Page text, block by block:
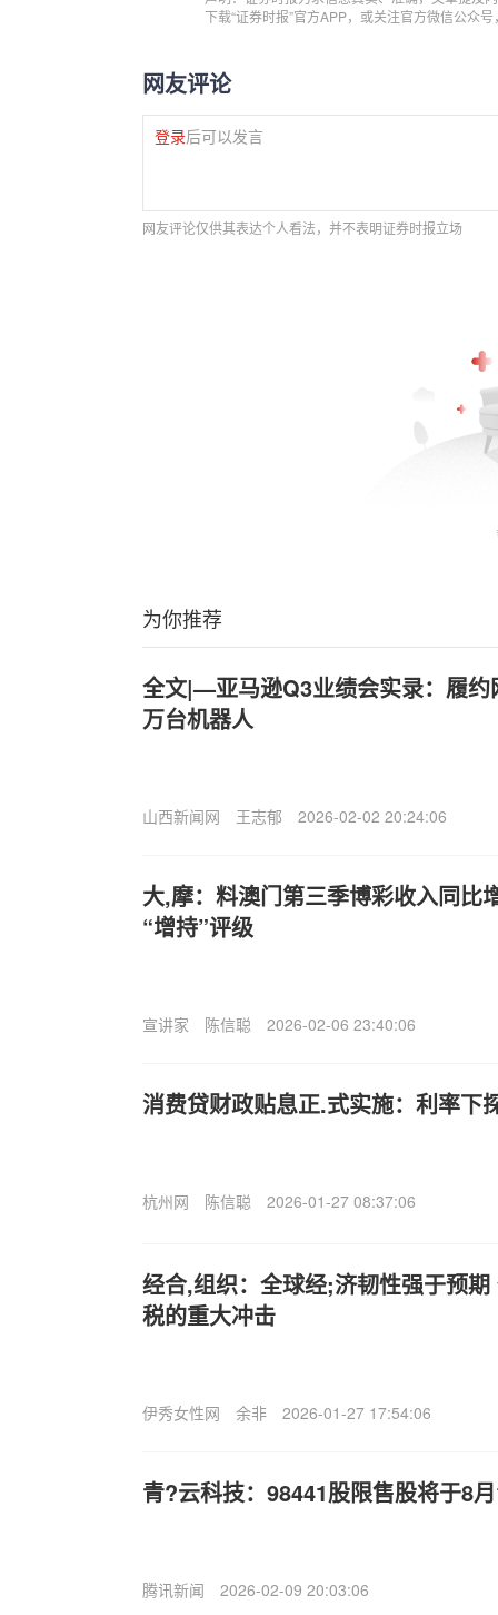
下载“证券时报”官方APP，或关注官方微信公众
网友评论
登录后可以发言
网友评论仅供其表达个人看法，并不表明证券时报立场
为你推荐
全文|—亚马逊Q3业绩会实录：履约
万台机器人
山西新闻网 王志郁 2026-02-02 20:24:06
大,摩：料澳门第三季博彩收入同比
“增持”评级
宣讲家 陈信聪 2026-02-06 23:40:06
消费贷财政贴息正.式实施：利率下
杭州网 陈信聪 2026-01-27 08:37:06
经合,组织：全球经;济韧性强于预
税的重大冲击
伊秀女性网 余非 2026-01-27 17:54:06
青?云科技：98441股限售股将于8
腾讯新闻 2026-02-09 20:03:06